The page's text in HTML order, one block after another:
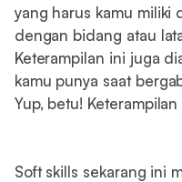
yang harus kamu miliki
dengan bidang atau
Keterampilan ini juga
kamu punya saat
Yup, betu!
Soft skills sekarang ini